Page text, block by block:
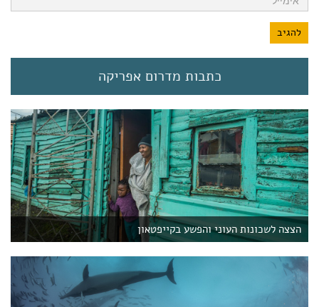
כתבות מדרום אפריקה
הצצה לשכונות העוני והפשע בקייפטאון